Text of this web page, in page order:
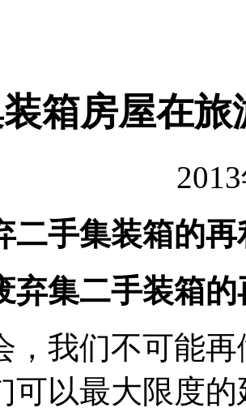
箱房屋在
二手集装箱的
弃集二手装箱
，我们不可能
可以最大限度